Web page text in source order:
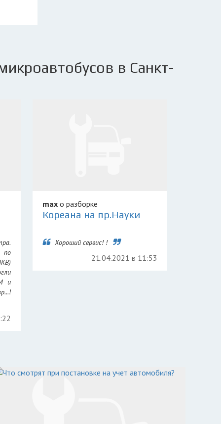
в Санкт-
по
и
max о разборке
Кореана на пр.Науки
Хороший сервис! !
21.04.2021 в 11:53